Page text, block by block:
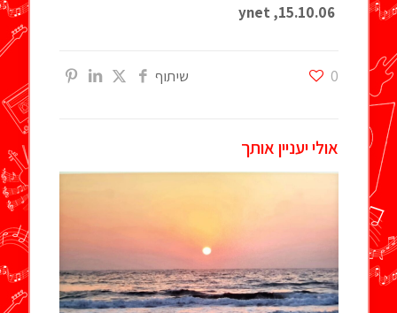
15.10.06, ynet
שיתוף 0
אולי יעניין אותך